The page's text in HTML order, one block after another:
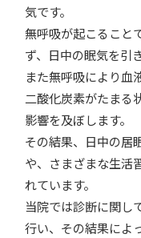
気です。
無呼吸が起こること
ず、日中の眠気を引
また無呼吸により血
二酸化炭素がたまる
影響を及ぼします。
その結果、日中の居
や、さまざまな生活
れています。
当院では診断に関し
行い、その結果によ